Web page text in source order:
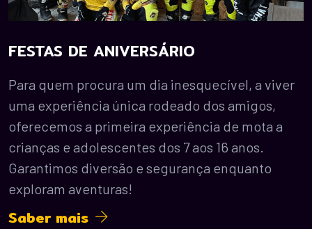
FESTAS DE ANIVERSÁRIO
Para quem procura um dia inesquecível, a viver
uma experiência única rodeado dos amigos,
oferecemos a primeira experiência de mota a
crianças e adolescentes dos 7 aos 16 anos.
Garantimos diversão e segurança enquanto
exploram aventuras!
Saber mais